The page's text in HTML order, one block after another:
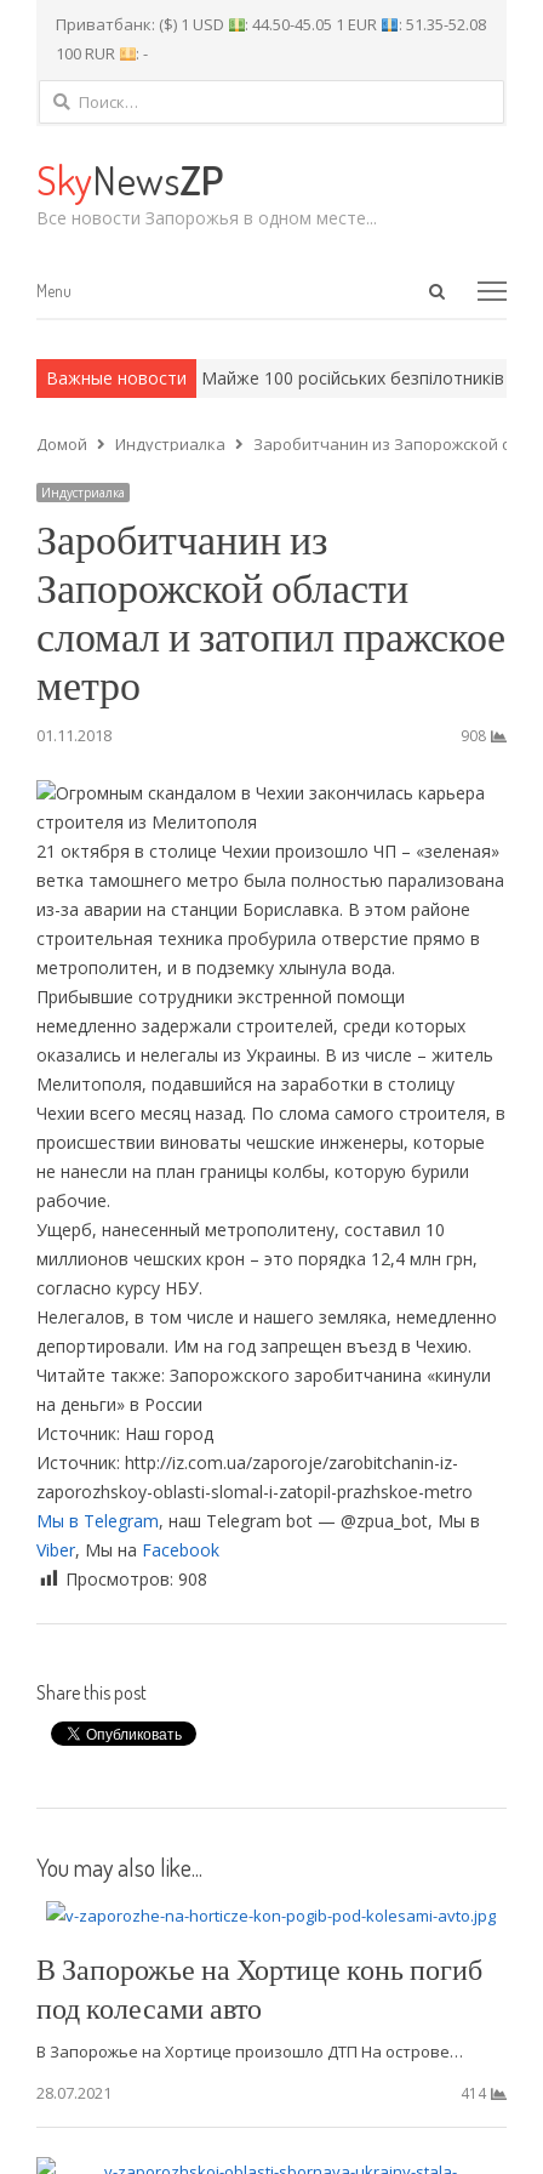
Приватбанк: ($) 1 USD : 44.50-45.05 1 EUR
: 51.35-52.08
100 RUR
: -
Найти:
SkyNewsZP
Все новости Запорожья в одном месте...
Open
Menu
Menu
Важные новости
методы. Майже 100 російських безпілотників
Домой Индустриалка Заробитчанин из Запорожской
Индустриалка
Заробитчанин из
Запорожской области
сломал и затопил пражское
метро
01.11.2018 908
Огромным скандалом в Чехии закончилась карьера
строителя из Мелитополя
21 октября в столице Чехии произошло ЧП – «зеленая»
ветка тамошнего метро была полностью парализована
из-за аварии на станции Бориславка. В этом районе
строительная техника пробурила отверстие прямо в
метрополитен, и в подземку хлынула вода.
Прибывшие сотрудники экстренной помощи
немедленно задержали строителей, среди которых
оказались и нелегалы из Украины. В из числе – житель
Мелитополя, подавшийся на заработки в столицу
Чехии всего месяц назад. По слома самого строителя, в
происшествии виноваты чешские инженеры, которые
не нанесли на план границы колбы, которую бурили
рабочие.
Ущерб, нанесенный метрополитену, составил 10
миллионов чешских крон – это порядка 12,4 млн грн,
согласно курсу НБУ.
Нелегалов, в том числе и нашего земляка, немедленно
депортировали. Им на год запрещен въезд в Чехию.
Читайте также: Запорожского заробитчанина «кинули
на деньги» в России
Источник: Наш город
Источник: http://iz.com.ua/zaporoje/zarobitchanin-iz-
zaporozhskoy-oblasti-slomal-i-zatopil-prazhskoe-metro
Мы в Telegram, наш Telegram bot — @zpua_bot, Мы в
Viber, Мы на Facebook
Просмотров: 908
Share this post
You may also like...
В Запорожье на Хортице конь погиб
под колесами авто
В Запорожье на Хортице произошло ДТП На острове…
28.07.2021
414